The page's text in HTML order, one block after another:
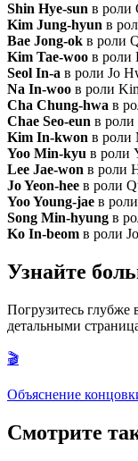
Shin Hye-sun в роли
Kim Jung-hyun в
Bae Jong-ok в роли
Kim Tae-woo в роли
Seol In-a в роли Jo
Na In-woo в роли
Cha Chung-hwa в
Chae Seo-eun в роли
Kim In-kwon в роли
Yoo Min-kyu в роли
Lee Jae-won в роли
Jo Yeon-hee в роли
Yoo Young-jae в
Song Min-hyung в
Ko In-beom в роли
Узнайте
Погрузитесь
детальными
🎬
Объяснение
Смотрите